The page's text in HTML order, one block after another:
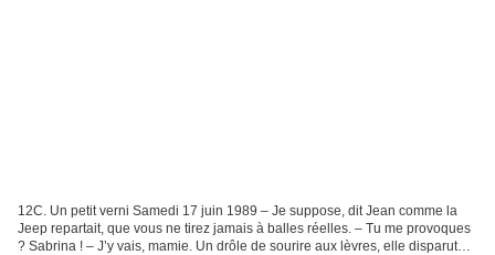
12C. Un petit verni Samedi 17 juin 1989 – Je suppose, dit Jean comme la
Jeep repartait, que vous ne tirez jamais à balles réelles. – Tu me provoques
? Sabrina ! – J’y vais, mamie. Un drôle de sourire aux lèvres, elle disparut